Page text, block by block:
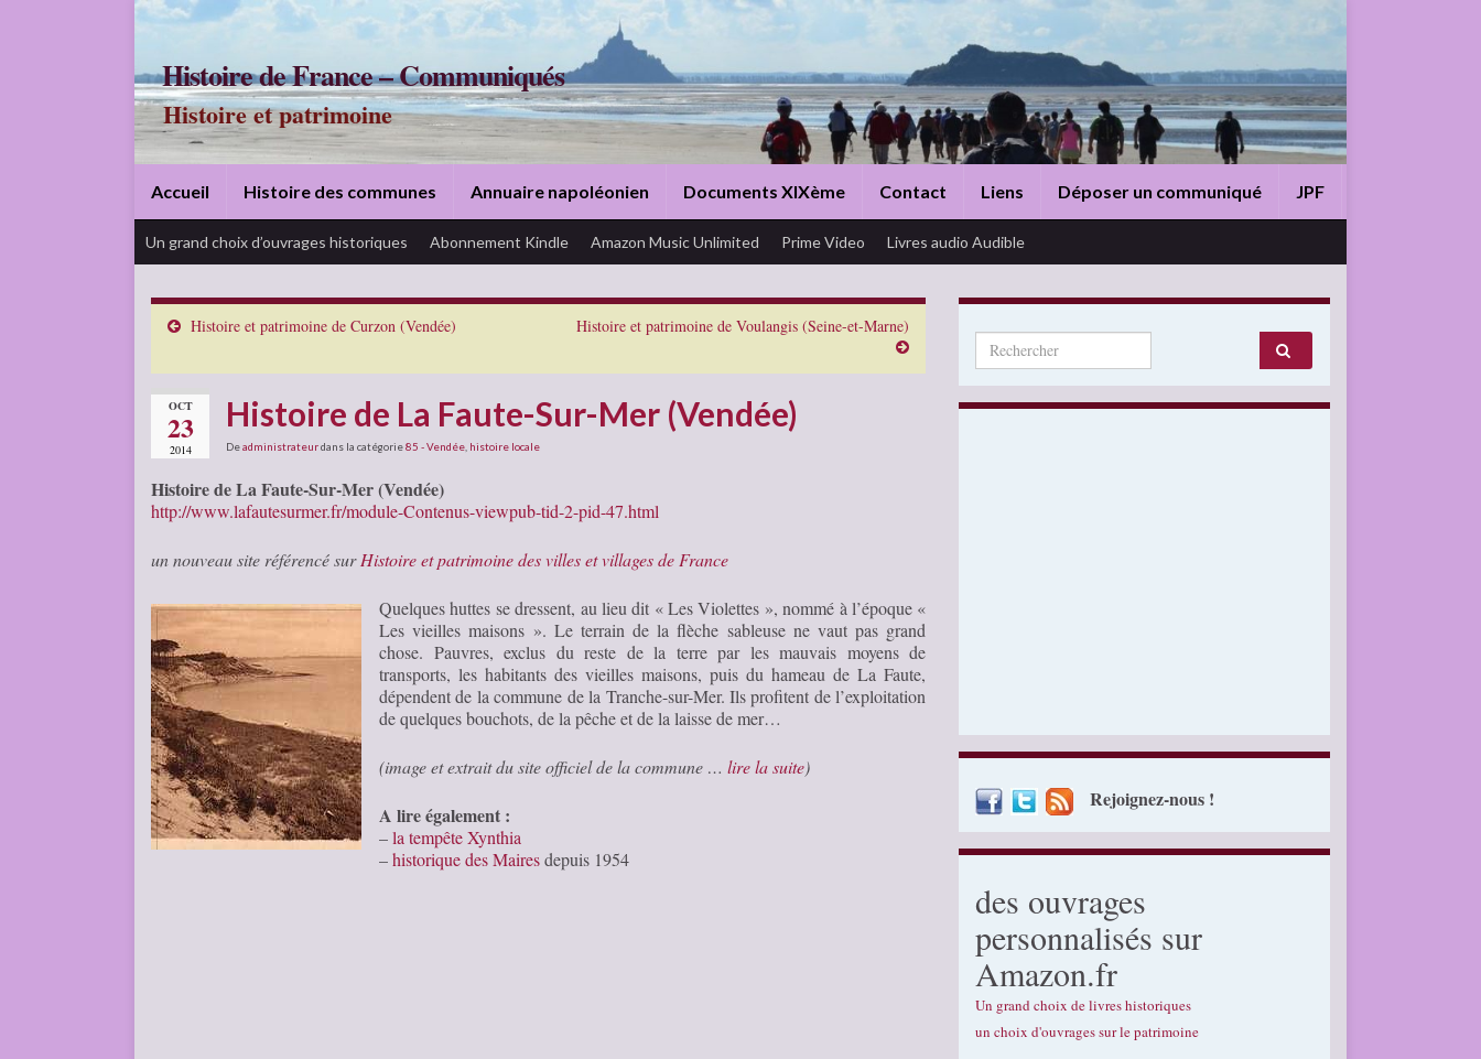
Histoire de France – Communiqués
Histoire et patrimoine
Accueil Histoire des communes Annuaire napoléonien Documents XIXème Contact Liens Déposer un communiqué JPF
Un grand choix d’ouvrages historiques Abonnement Kindle Amazon Music Unlimited Prime Video Livres audio Audible
Histoire et patrimoine de Curzon (Vendée) Histoire et patrimoine de Voulangis (Seine-et-Marne)
OCT
23
2014
Histoire de La Faute-Sur-Mer (Vendée)
Deadministrateurdans la catégorie85 - Vendée histoire locale
Histoire de La Faute-Sur-Mer (Vendée)
http://www.lafautesurmer.fr/module-Contenus-viewpub-tid-2-pid-47.html
un nouveau site référencé surHistoire et patrimoine des villes et villages de France
Quelques huttes se dressent, au lieu dit « Les Violettes », nommé à l’époque «
Les vieilles maisons ». Le terrain de la flèche sableuse ne vaut pas grand
chose. Pauvres, exclus du reste de la terre par les mauvais moyens de
transports, les habitants des vieilles maisons, puis du hameau de La Faute,
dépendent de la commune de la Tranche-sur-Mer. Ils profitent de l’exploitation
de quelques bouchots, de la pêche et de la laisse de mer…
(image et extrait du site officiel de la commune … lire la suite)
A lire également :
–la tempête Xynthia
–historique des Mairesdepuis 1954
Search for:
Rejoignez-nous !
des ouvrages
personnalisés sur
Amazon.fr
Un grand choix de livres historiques
un choix d'ouvrages sur le patrimoine